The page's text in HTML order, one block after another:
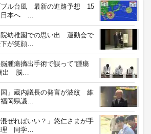
ブル台風 最新の進路予想 15
日本へ …
院幼稚園での思い出 運動会で
が笑顔…
脳腫瘍摘出手術で誤って“腫瘍
出 脳…
国」蔵内議長の発言が波紋 維
岡県議…
混ぜればいい？」悠仁さまが手
理 同学…